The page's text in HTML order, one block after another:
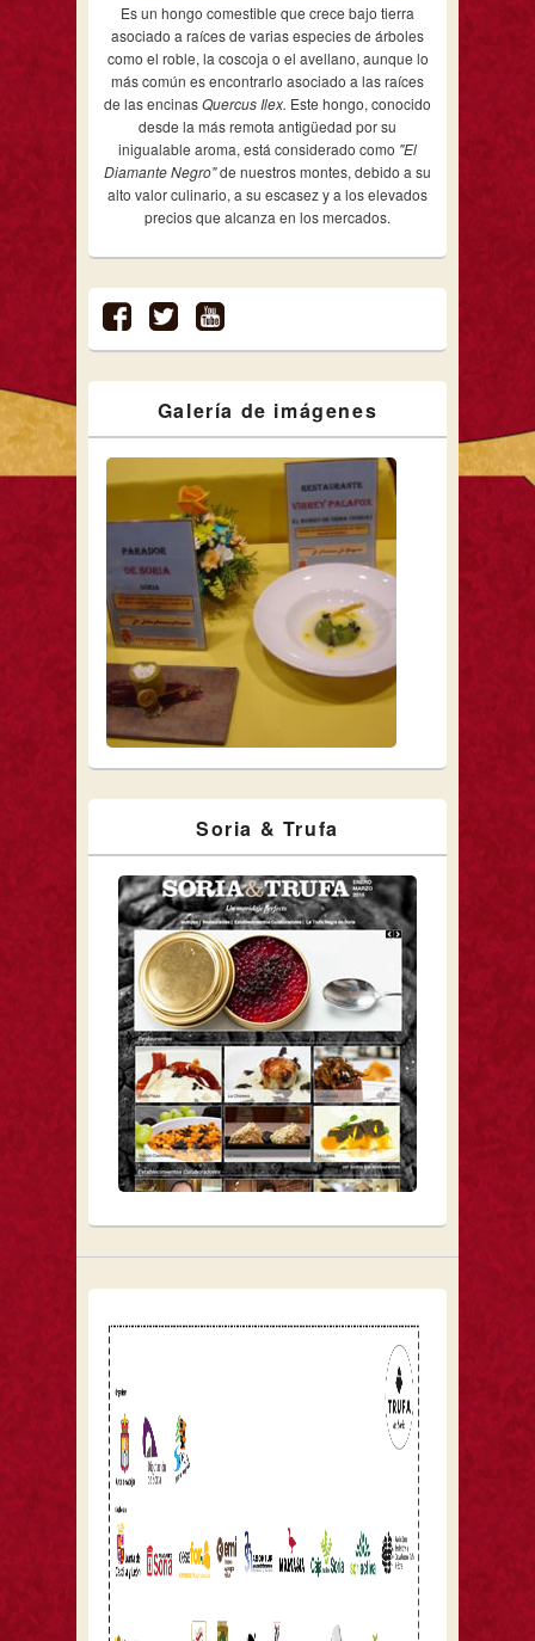
Es un hongo comestible que crece bajo tierra
asociado a raíces de varias especies de árboles
como el roble, la coscoja o el avellano, aunque lo
más común es encontrarlo asociado a las raíces
de las encinasQuercus Ilex. Este hongo, conocido
desde la más remota antigüedad por su
inigualable aroma, está considerado como "El
Diamante Negro"de nuestros montes, debido a su
alto valor culinario, a su escasez y a los elevados
precios que alcanza en los mercados.
Galería de imágenes
Soria & Trufa